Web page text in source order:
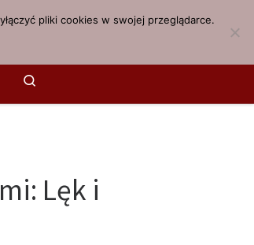
Lęk i
pliki cookies w swojej przeglądarce.